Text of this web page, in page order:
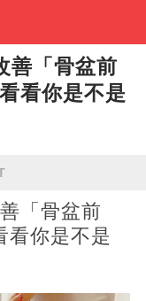
善「骨盆前
看你是不是
「骨盆前
看你是不是